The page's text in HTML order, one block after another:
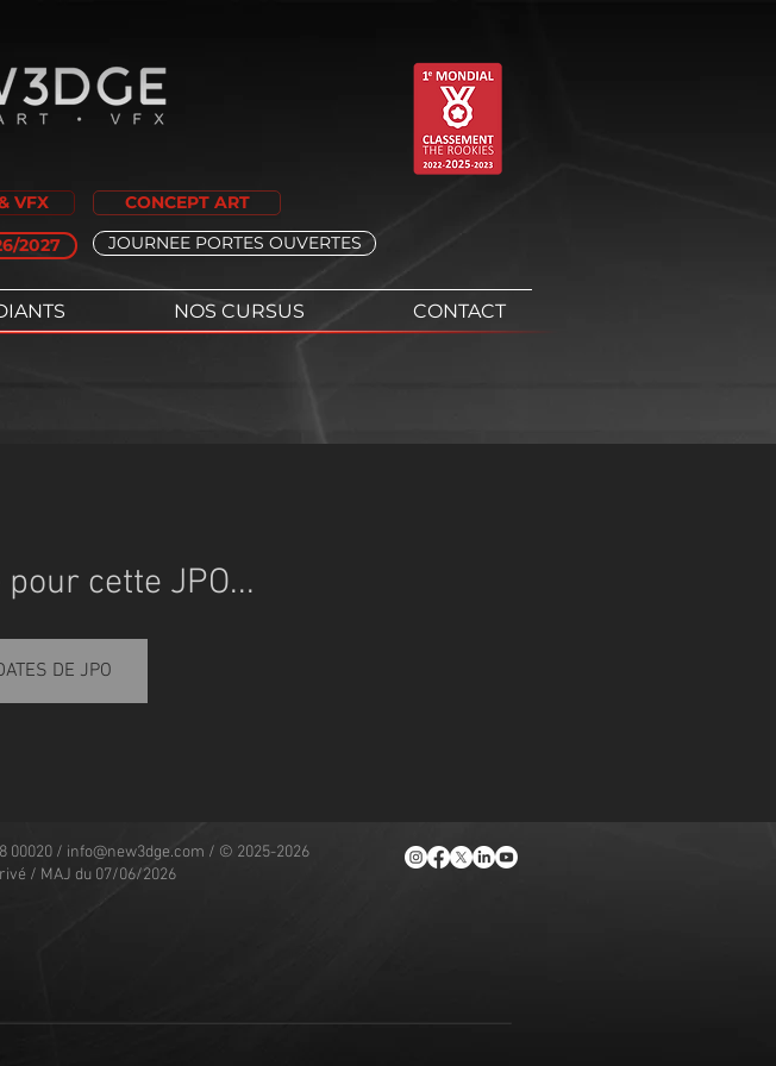
VFX
2027
CONCEPT ART
JOURNEE PORTES OUVERTES
NOS CURSUS CONTACT
cette JPO...
DE JPO
00020 / info@new3dge.com / © 2025-2026
/ MAJ du 07/06/2026